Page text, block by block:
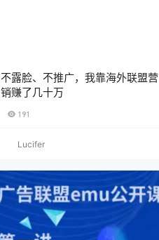
不露脸、不推广，我靠海外联盟营
销赚了几十万
191
Lucifer